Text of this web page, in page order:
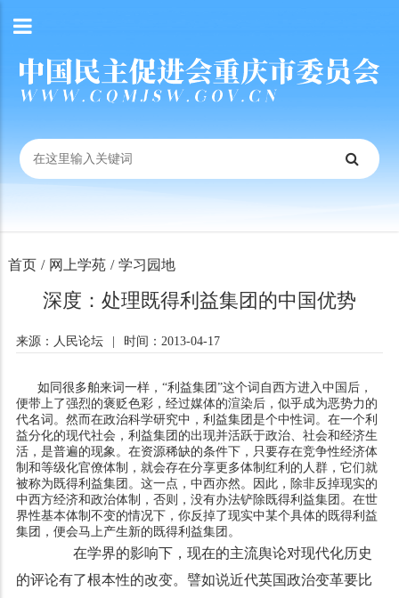
首页 / 网上学苑 / 学习园地
深度：处理既得利益集团的中国优势
来源：人民论坛 时间：2013-04-17
如同很多舶来词一样，“利益集团”这个词自西方进入中国后，
便带上了强烈的褒贬色彩，经过媒体的渲染后，似乎成为恶势力的
代名词。然而在政治科学研究中，利益集团是个中性词。在一个利
益分化的现代社会，利益集团的出现并活跃于政治、社会和经济生
活，是普遍的现象。在资源稀缺的条件下，只要存在竞争性经济体
制和等级化官僚体制，就会存在分享更多体制红利的人群，它们就
被称为既得利益集团。这一点，中西亦然。因此，除非反掉现实的
中西方经济和政治体制，否则，没有办法铲除既得利益集团。在世
界性基本体制不变的情况下，你反掉了现实中某个具体的既得利益
集团，便会马上产生新的既得利益集团。
在学界的影响下，现在的主流舆论对现代化历史
的评论有了根本性的改变。譬如说近代英国政治变革要比